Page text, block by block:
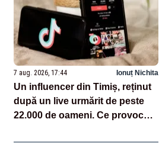
7 aug. 2026, 17:44 Ionuț Nichita
Un influencer din Timiș, reținut
după un live urmărit de peste
22.000 de oameni. Ce provocări